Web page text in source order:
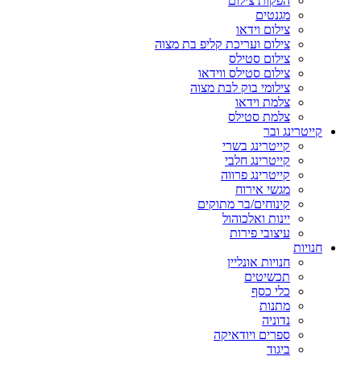
מגנטים
צילום וידאו
צילום ועריכת קליפ בת מצוה
צילום סטילס
צילום סטילס ווידאו
צילומי בוק לבת מצוה
צלמת וידאו
צלמת סטילס
קייטרינג ובר
קייטרינג בשרי
קייטרינג חלבי
קייטרינג פרווה
מגשי אירוח
קינוחים/בר מתוקים
יינות ואלכוהול
עיצובי פירות
חנויות
חנויות אונליין
תכשיטים
כלי כסף
מתנות
נדוניה
ספרים ויודאיקה
ביגוד